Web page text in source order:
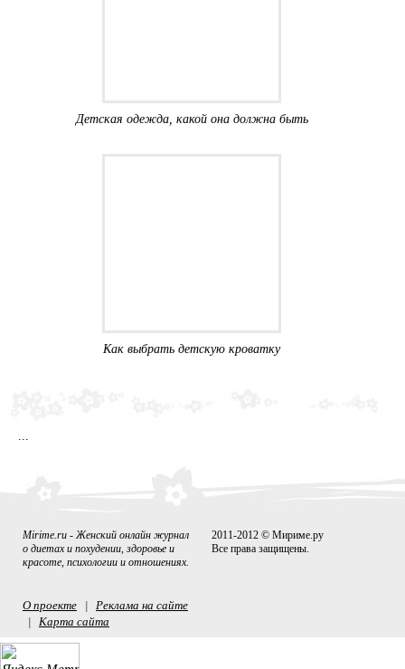
Детская одежда, какой она должна быть
Как выбрать детскую кроватку
...
Mirime.ru - Женский онлайн журнал
о диетах и похудении, здоровье и
красоте, психологии и отношениях.
О проекте Реклама на сайте
Карта сайта
2011-2012 © Мириме.ру
Все права защищены.